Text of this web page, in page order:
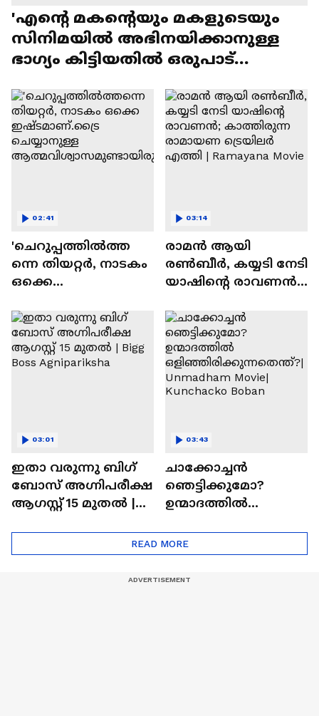
'എന്റെ മകന്റെയും മകളുടെയും
സിനിമയിൽ അഭിനയിക്കാനുള്ള
ഭാഗ്യം കിട്ടിയതിൽ ഒരുപാട്
'ചെറുപ്പത്തിൽത്ത
ന്നെ തിയറ്റർ, നാടകം
ഒക്കെ
ചെയ്യാനുള്ള
ആത്മവിശ്വാസമുണ്ടാ
യിരുന്നില്ല'
02:41
രാമന്‍ ആയി
രൺബീർ, കയ്യടി നേടി
യാഷിന്റെ രാവണൻ;
രാമായണ ട്രെയിലർ
എത്തി | Ramayana
Movie
03:14
ഇതാ വരുന്നു ബിഗ്
ബോസ് അഗ്നിപരീക്ഷ
ആഗസ്റ്റ് 15 മുതൽ |
03:01
ചാക്കോച്ചന്‍
ഞെട്ടിക്കുമോ?
ഉന്മാദത്തിൽ
ന്ത്?| Unmadham
Movie| Kunchacko
03:43
READ MORE